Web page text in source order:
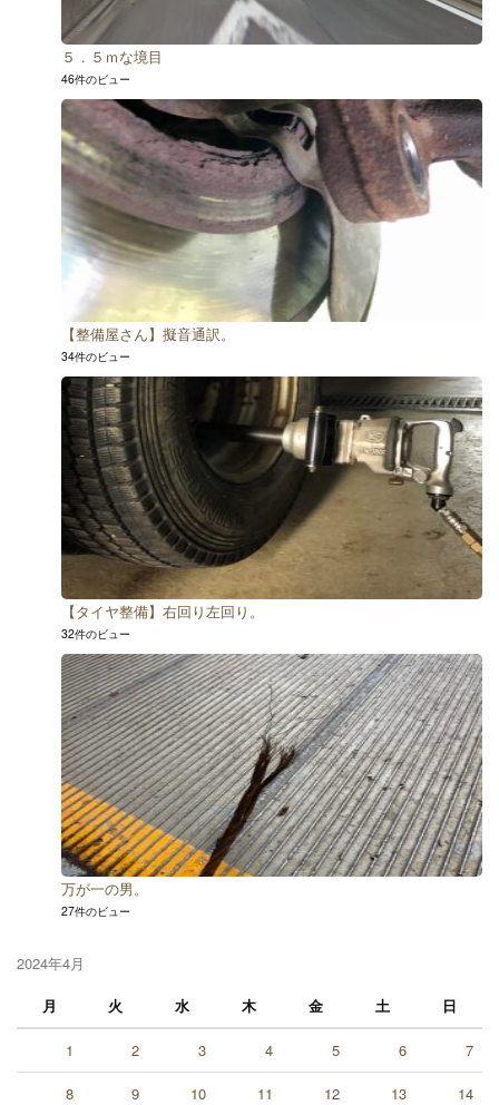
５．５ｍな境目
46件のビュー
【整備屋さん】擬音通訳。
34件のビュー
【タイヤ整備】右回り左回り。
32件のビュー
万が一の男。
27件のビュー
2024年4月
月
火 水 木 金 土 日
1 2 3 4 5 6 7
8 9 10 11 12 13 14